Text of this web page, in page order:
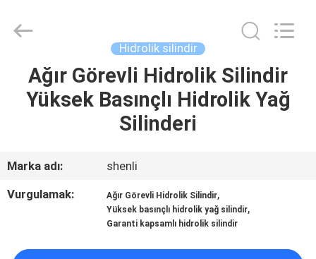
EVDE
VIDEOLAR
HAKKIMIZDA
EQUIPMENT
CO.,LTD.
Hidrolik silindir
Ağır Görevli Hidrolik Silindir
Yüksek Basınçlı Hidrolik Yağ
Silinderi
Marka adı:
shenli
Vurgulamak:
Ağır Görevli Hidrolik Silindir,
Yüksek basınçlı hidrolik yağ silindir,
Garanti kapsamlı hidrolik silindir